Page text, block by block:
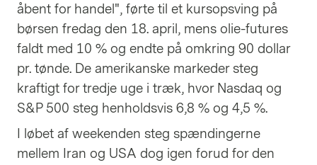
åbent for handel", førte til et kursopsving på
børsen fredag den 18. april, mens olie-futures
faldt med 10 % og endte på omkring 90 dollar
pr. tønde. De amerikanske markeder steg
kraftigt for tredje uge i træk, hvor Nasdaq og
S&P 500 steg henholdsvis 6,8 % og 4,5 %.
I løbet af weekenden steg spændingerne
mellem Iran og USA dog igen forud for den